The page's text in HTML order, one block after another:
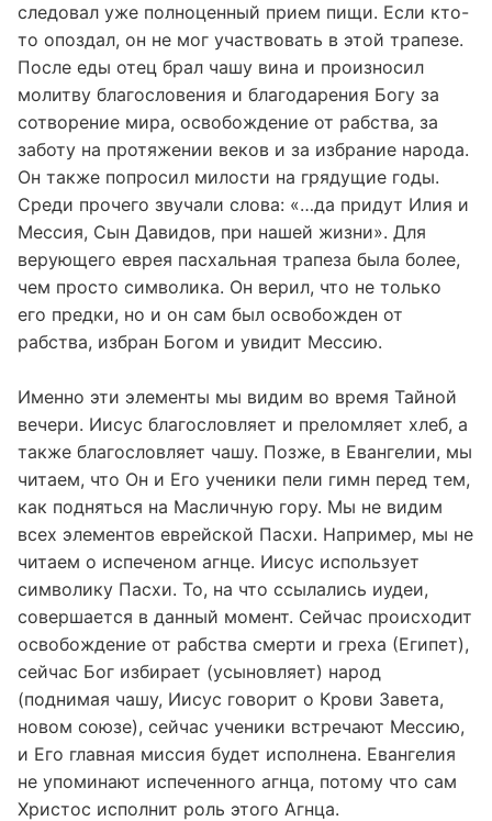
следовал уже полноценный прием пищи. Если кто-
то опоздал, он не мог участвовать в этой трапезе.
После еды отец брал чашу вина и произносил
молитву благословения и благодарения Богу за
сотворение мира, освобождение от рабства, за
заботу на протяжении веков и за избрание народа.
Он также попросил милости на грядущие годы.
Среди прочего звучали слова: «…да придут Илия и
Мессия, Сын Давидов, при нашей жизни». Для
верующего еврея пасхальная трапеза была более,
чем просто символика. Он верил, что не только
его предки, но и он сам был освобожден от
рабства, избран Богом и увидит Мессию.
Именно эти элементы мы видим во время Тайной
вечери. Иисус благословляет и преломляет хлеб, а
также благословляет чашу. Позже, в Евангелии, мы
читаем, что Он и Его ученики пели гимн перед тем,
как подняться на Масличную гору. Мы не видим
всех элементов еврейской Пасхи. Например, мы не
читаем о испеченом агнце. Иисус использует
символику Пасхи. То, на что ссылались иудеи,
совершается в данный момент. Сейчас происходит
освобождение от рабства смерти и греха (Египет),
сейчас Бог избирает (усыновляет) народ
(поднимая чашу, Иисус говорит о Крови Завета,
новом союзе), сейчас ученики встречают Мессию,
и Его главная миссия будет исполнена. Евангелия
не упоминают испеченного агнца, потому что сам
Христос исполнит роль этого Агнца.